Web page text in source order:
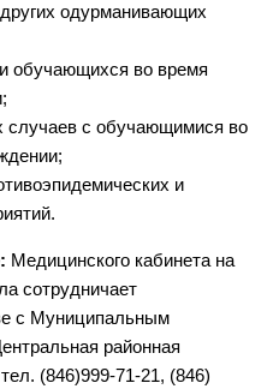
одурманивающих
обучающихся во время
случаев с обучающимися во
и
Медицинского кабинета на
сотрудничает
с Муниципальным
районная
(846)999-71-21, (846)